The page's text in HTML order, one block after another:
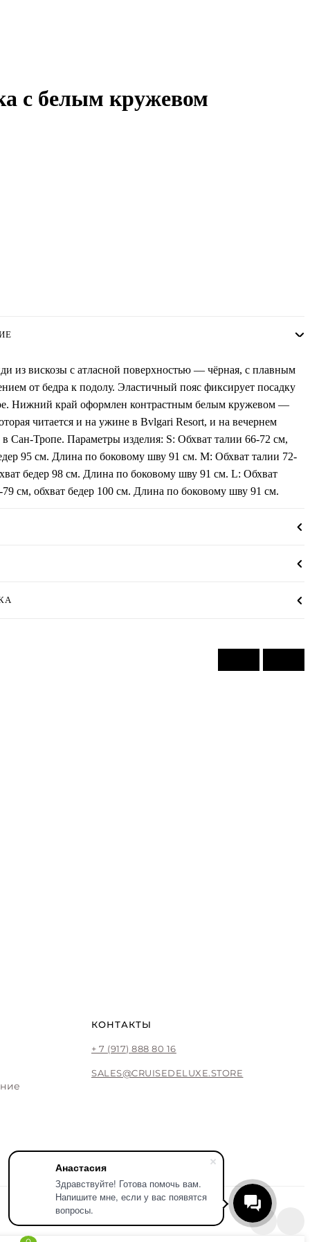
Анастасия
Здравствуйте! Готова помочь вам.
Напишите мне, если у вас появятся
вопросы.
с белым кружевом
из вискозы с атласной поверхностью — чёрная, с плавным
от бедра к подолу. Эластичный пояс фиксирует посадку
Нижний край оформлен контрастным белым кружевом —
читается и на ужине в Bvlgari Resort, и на вечернем
в Сан-Тропе. Параметры изделия: S: Обхват талии 66-72 см,
95 см. Длина по боковому шву 91 см. М: Обхват талии 72-
бедер 98 см. Длина по боковому шву 91 см. L: Обхват
79 см, обхват бедер 100 см. Длина по боковому шву 91 см.
КОНТАКТЫ
+ 7 (917) 888 80 16
SALES@CRUISEDELUXE.STORE